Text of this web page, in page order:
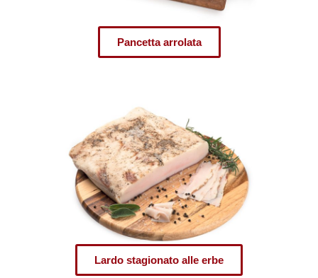
Pancetta arrolata
Lardo stagionato alle erbe